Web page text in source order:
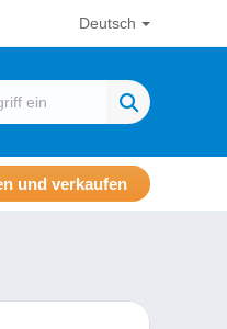
Deutsch
und verkaufen